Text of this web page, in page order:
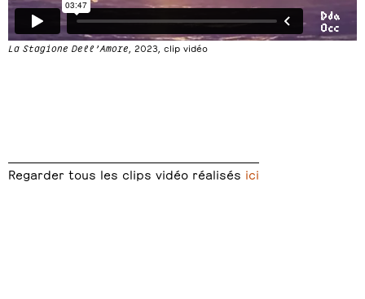
Regarder tous les clips vidéo réalisés ici
La Stagione Dell’Amore, 2023, clip vidéo